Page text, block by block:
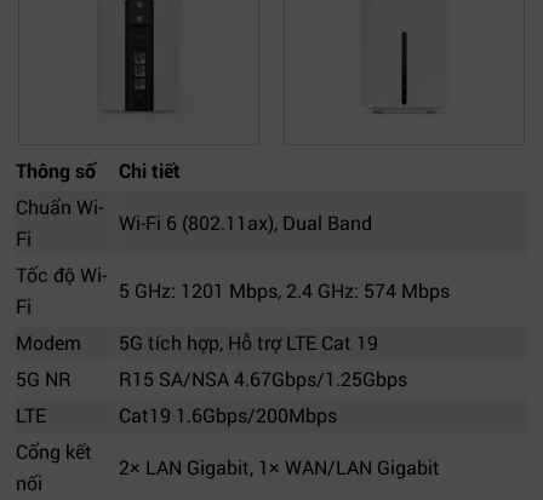
Thông số
Chi tiết
Chuẩn Wi-
Fi
Wi-Fi 6 (802.11ax), Dual Band
Tốc độ Wi-
Fi
5 GHz: 1201 Mbps, 2.4 GHz: 574 Mbps
Modem
5G tích hợp, Hỗ trợ LTE Cat 19
5G NR
R15 SA/NSA 4.67Gbps/1.25Gbps
LTE
Cat19 1.6Gbps/200Mbps
Cổng kết
nối
2× LAN Gigabit, 1× WAN/LAN Gigabit